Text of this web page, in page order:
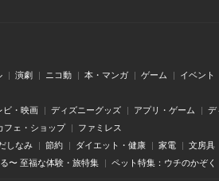
演劇 ニコ動 本・マンガ ゲーム イベント
ビ・映画 ディズニーグッズ アプリ・ゲーム デ
フェ・ショップ ファミレス
しなみ 節約 ダイエット・健康 家電 文房具
〜 至福な体験・旅特集 ペット特集：ウチのかぞく